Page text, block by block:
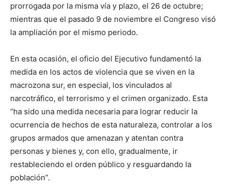
prorrogada por la misma vía y plazo, el 26 de octubre;
mientras que el pasado 9 de noviembre el Congreso visó
la ampliación por el mismo periodo.
En esta ocasión, el oficio del Ejecutivo fundamentó la
medida en los actos de violencia que se viven en la
macrozona sur, en especial, los vinculados al
narcotráfico, el terrorismo y el crimen organizado. Esta
“ha sido una medida necesaria para lograr reducir la
ocurrencia de hechos de esta naturaleza, controlar a los
grupos armados que amenazan y atentan contra
personas y bienes y, con ello, gradualmente, ir
restableciendo el orden público y resguardando la
población”.